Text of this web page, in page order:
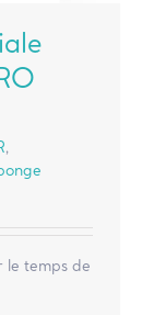
,
le temps de